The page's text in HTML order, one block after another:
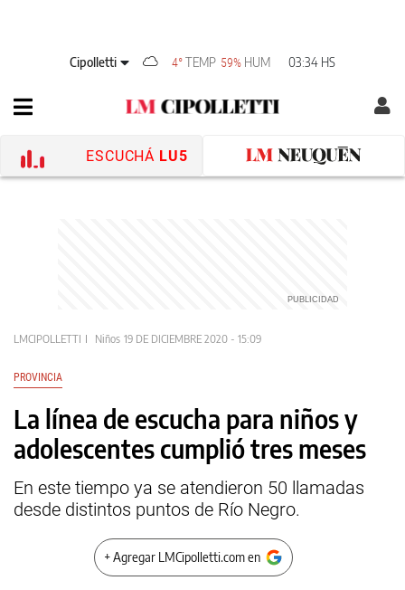
Cipolletti 4° TEMP 59% HUM 03:34 HS
ESCUCHÁ LU5
LMCIPOLLETTI Niños 19 DE DICIEMBRE 2020 - 15:09
PROVINCIA
La línea de escucha para niños y
adolescentes cumplió tres meses
En este tiempo ya se atendieron 50 llamadas
desde distintos puntos de Río Negro.
+ Agregar LMCipolletti.com en